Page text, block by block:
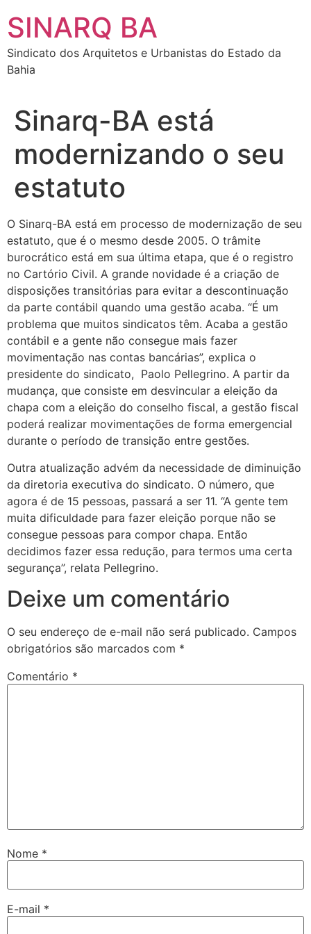
SINARQ BA
Sindicato dos Arquitetos e Urbanistas do Estado da
Bahia
Sinarq-BA está
modernizando o seu
estatuto
O Sinarq-BA está em processo de modernização de seu
estatuto, que é o mesmo desde 2005. O trâmite
burocrático está em sua última etapa, que é o registro
no Cartório Civil. A grande novidade é a criação de
disposições transitórias para evitar a descontinuação
da parte contábil quando uma gestão acaba. “É um
problema que muitos sindicatos têm. Acaba a gestão
contábil e a gente não consegue mais fazer
movimentação nas contas bancárias”, explica o
presidente do sindicato, Paolo Pellegrino. A partir da
mudança, que consiste em desvincular a eleição da
chapa com a eleição do conselho fiscal, a gestão fiscal
poderá realizar movimentações de forma emergencial
durante o período de transição entre gestões.
Outra atualização advém da necessidade de diminuição
da diretoria executiva do sindicato. O número, que
agora é de 15 pessoas, passará a ser 11. “A gente tem
muita dificuldade para fazer eleição porque não se
consegue pessoas para compor chapa. Então
decidimos fazer essa redução, para termos uma certa
segurança”, relata Pellegrino.
Deixe um comentário
O seu endereço de e-mail não será publicado. Campos
obrigatórios são marcados com *
Comentário *
Nome *
E-mail *